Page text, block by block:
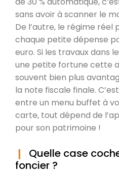
sans avoir à scanner le
De l’autre, le régime réel
chaque petite dépense
euro. Si les travaux dans
une petite fortune cette
souvent bien plus
la note fiscale finale.
entre un menu buffet à
carte, tout dépend de
pour son patrimoine !
Quelle case
foncier ?